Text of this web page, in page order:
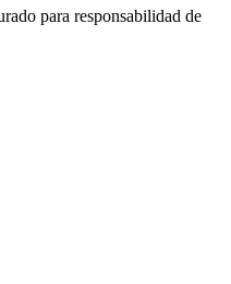
para responsabilidad de